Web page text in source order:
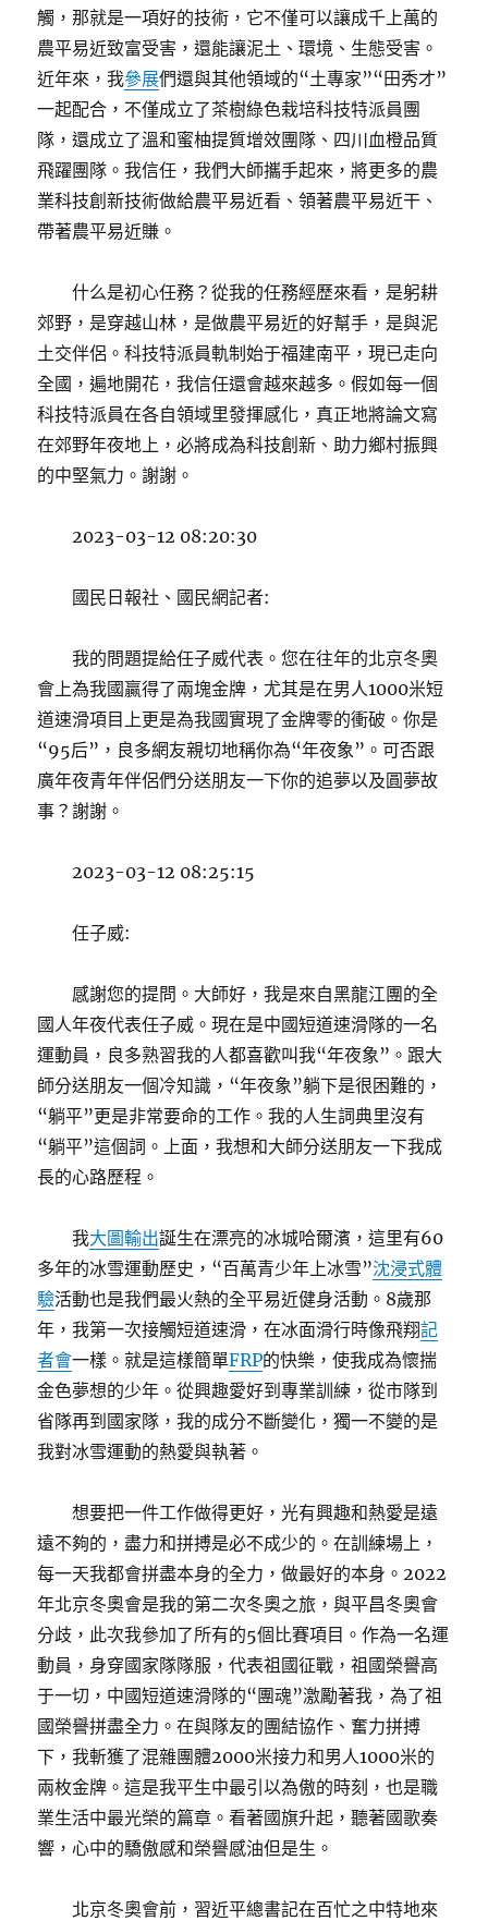
觸，那就是一項好的技術，它不僅可以讓成千上萬的
農平易近致富受害，還能讓泥土、環境、生態受害。
近年來，我參展們還與其他領域的“土專家”“田秀才”
一起配合，不僅成立了茶樹綠色栽培科技特派員團
隊，還成立了溫和蜜柚提質增效團隊、四川血橙品質
飛躍團隊。我信任，我們大師攜手起來，將更多的農
業科技創新技術做給農平易近看、領著農平易近干、
帶著農平易近賺。
什么是初心任務？從我的任務經歷來看，是躬耕
郊野，是穿越山林，是做農平易近的好幫手，是與泥
土交伴侶。科技特派員軌制始于福建南平，現已走向
全國，遍地開花，我信任還會越來越多。假如每一個
科技特派員在各自領域里發揮感化，真正地將論文寫
在郊野年夜地上，必將成為科技創新、助力鄉村振興
的中堅氣力。謝謝。
2023-03-12 08:20:30
國民日報社、國民網記者:
我的問題提給任子威代表。您在往年的北京冬奧
會上為我國贏得了兩塊金牌，尤其是在男人1000米短
道速滑項目上更是為我國實現了金牌零的衝破。你是
“95后”，良多網友親切地稱你為“年夜象”。可否跟
廣年夜青年伴侶們分送朋友一下你的追夢以及圓夢故
事？謝謝。
2023-03-12 08:25:15
任子威:
感謝您的提問。大師好，我是來自黑龍江團的全
國人年夜代表任子威。現在是中國短道速滑隊的一名
運動員，良多熟習我的人都喜歡叫我“年夜象”。跟大
師分送朋友一個冷知識，“年夜象”躺下是很困難的，
“躺平”更是非常要命的工作。我的人生詞典里沒有
“躺平”這個詞。上面，我想和大師分送朋友一下我成
長的心路歷程。
我大圖輸出誕生在漂亮的冰城哈爾濱，這里有60
多年的冰雪運動歷史，“百萬青少年上冰雪”沈浸式體
驗活動也是我們最火熱的全平易近健身活動。8歲那
年，我第一次接觸短道速滑，在冰面滑行時像飛翔記
者會一樣。就是這樣簡單FRP的快樂，使我成為懷揣
金色夢想的少年。從興趣愛好到專業訓練，從市隊到
省隊再到國家隊，我的成分不斷變化，獨一不變的是
我對冰雪運動的熱愛與執著。
想要把一件工作做得更好，光有興趣和熱愛是遠
遠不夠的，盡力和拼搏是必不成少的。在訓練場上，
每一天我都會拼盡本身的全力，做最好的本身。2022
年北京冬奧會是我的第二次冬奧之旅，與平昌冬奧會
分歧，此次我參加了所有的5個比賽項目。作為一名運
動員，身穿國家隊隊服，代表祖國征戰，祖國榮譽高
于一切，中國短道速滑隊的“團魂”激勵著我，為了祖
國榮譽拼盡全力。在與隊友的團結協作、奮力拼搏
下，我斬獲了混雜團體2000米接力和男人1000米的
兩枚金牌。這是我平生中最引以為傲的時刻，也是職
業生活中最光榮的篇章。看著國旗升起，聽著國歌奏
響，心中的驕傲感和榮譽感油但是生。
北京冬奧會前，習近平總書記在百忙之中特地來